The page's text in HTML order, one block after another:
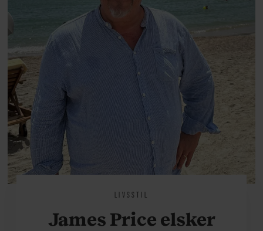
LIVSSTIL
James Price elsker